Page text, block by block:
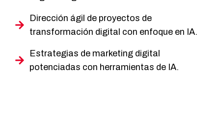
Dirección ágil de proyectos de
transformación digital con enfoque en IA.
Estrategias de marketing digital
potenciadas con herramientas de IA.